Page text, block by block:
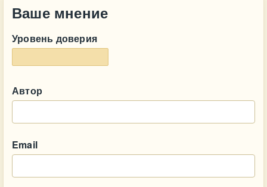
Ваше мнение
Уровень доверия
Автор
Email